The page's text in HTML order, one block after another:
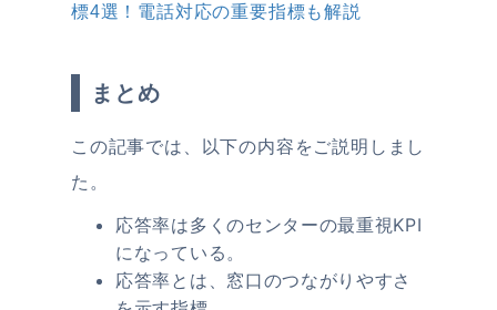
標4選！電話対応の重要指標も解説
まとめ
この記事では、以下の内容をご説明しまし
た。
応答率は多くのセンターの最重視KPI
になっている。
応答率とは、窓口のつながりやすさ